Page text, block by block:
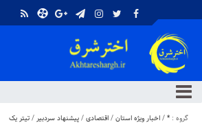
گروه : *
/اخبار ویژه استان/اقتصادی/پیشنهاد سردبیر/تیتر یک